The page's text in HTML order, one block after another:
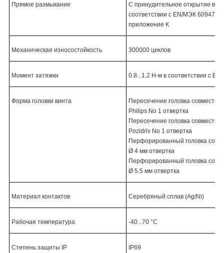
Прямое размыкание
С принудительное открытие в
соответствии с EN/МЭК 60947-5-
приложение К
Механическая износостойкость 300000 циклов
Момент затяжки 0.8...1.2 Н-м в соответствии с EN
Форма головки винта
Пересечение головка совместим
Philips No 1 отвертка
Пересечение головка совместим
Pozidriv No 1 отвертка
Перфорированный головка
Ø 4 мм отвертка
Перфорированный головка
Ø 5.5 мм отвертка
Материал контактов Серебряный сплав (Ag/Ni)
Рабочая температура -40...70 °C
Cтепень защиты IP IP69